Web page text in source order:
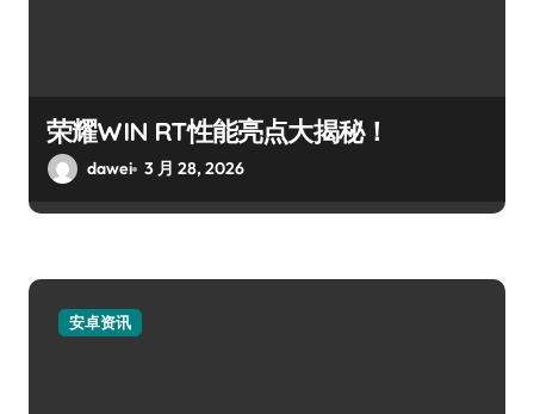
荣耀WIN RT性能亮点大揭秘！
dawei 3 月 28, 2026
安卓资讯